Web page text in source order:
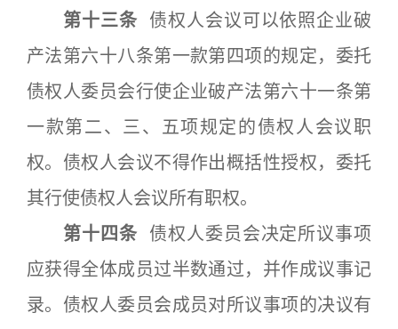
第十三条 债权人会议可以依照企业破
产法第六十八条第一款第四项的规定，委托
债权人委员会行使企业破产法第六十一条第
一款第二、三、五项规定的债权人会议职
权。债权人会议不得作出概括性授权，委托
其行使债权人会议所有职权。
第十四条 债权人委员会决定所议事项
应获得全体成员过半数通过，并作成议事记
录。债权人委员会成员对所议事项的决议有